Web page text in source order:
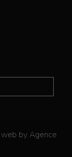
by Agence